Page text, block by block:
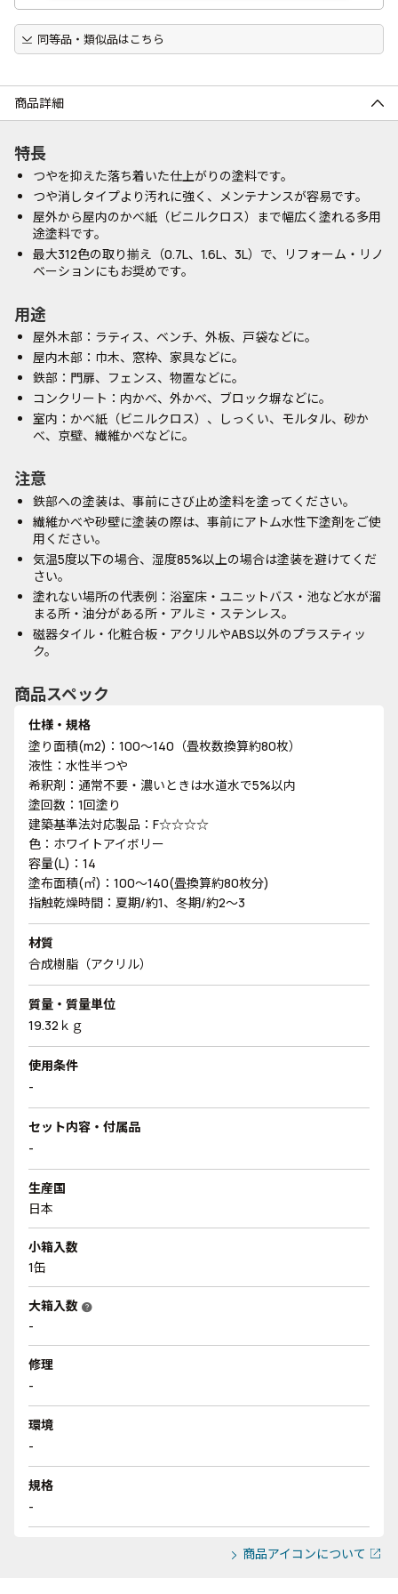
同等品・類似品はこちら
商品詳細
特長
つやを抑えた落ち着いた仕上がりの塗料です。
つや消しタイプより汚れに強く、メンテナンスが容易です。
屋外から屋内のかべ紙（ビニルクロス）まで幅広く塗れる多用
途塗料です。
最大312色の取り揃え（0.7L、1.6L、3L）で、リフォーム・リノ
ベーションにもお奨めです。
用途
屋外木部：ラティス、ベンチ、外板、戸袋などに。
屋内木部：巾木、窓枠、家具などに。
鉄部：門扉、フェンス、物置などに。
コンクリート：内かべ、外かべ、ブロック塀などに。
室内：かべ紙（ビニルクロス）、しっくい、モルタル、砂か
べ、京壁、繊維かべなどに。
注意
鉄部への塗装は、事前にさび止め塗料を塗ってください。
繊維かべや砂壁に塗装の際は、事前にアトム水性下塗剤をご使
用ください。
気温5度以下の場合、湿度85%以上の場合は塗装を避けてくだ
さい。
塗れない場所の代表例：浴室床・ユニットバス・池など水が溜
まる所・油分がある所・アルミ・ステンレス。
磁器タイル・化粧合板・アクリルやABS以外のプラスティッ
ク。
商品スペック
仕様・規格
塗り面積(m2)：100～140（畳枚数換算約80枚）
液性：水性半つや
希釈剤：通常不要・濃いときは水道水で5%以内
塗回数：1回塗り
建築基準法対応製品：F☆☆☆☆
色：ホワイトアイボリー
容量(L)：14
塗布面積(㎡)：100～140(畳換算約80枚分)
指触乾燥時間：夏期/約1、冬期/約2～3
材質
合成樹脂（アクリル）
質量・質量単位
19.32ｋｇ
使用条件
-
セット内容・付属品
-
生産国
日本
小箱入数
1缶
大箱入数 help
-
修理
-
環境
-
規格
-
商品アイコンについて